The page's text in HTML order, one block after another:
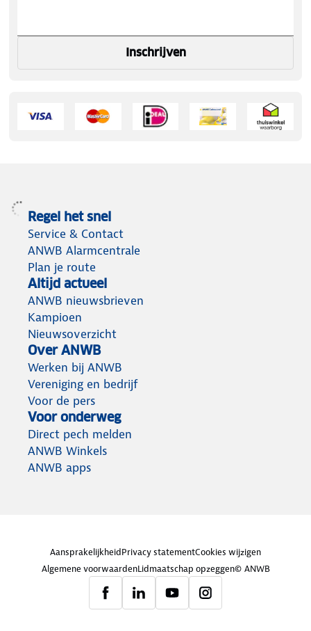
Inschrijven
Regel het snel
Service & Contact
ANWB Alarmcentrale
Plan je route
Altijd actueel
ANWB nieuwsbrieven
Kampioen
Nieuwsoverzicht
Over ANWB
Werken bij ANWB
Vereniging en bedrijf
Voor de pers
Voor onderweg
Direct pech melden
ANWB Winkels
ANWB apps
AansprakelijkheidPrivacy statementCookies wijzigen
Algemene voorwaardenLidmaatschap opzeggen© ANWB